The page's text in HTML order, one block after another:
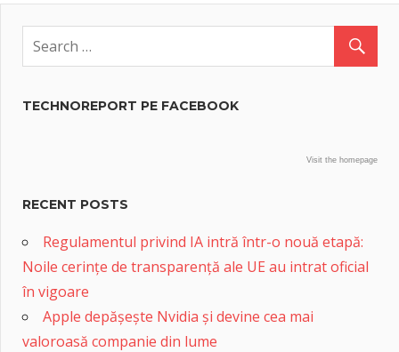
TECHNOREPORT PE FACEBOOK
Visit the homepage
RECENT POSTS
Regulamentul privind IA intră într-o nouă etapă:
Noile cerințe de transparență ale UE au intrat oficial
în vigoare
Apple depășește Nvidia și devine cea mai
valoroasă companie din lume